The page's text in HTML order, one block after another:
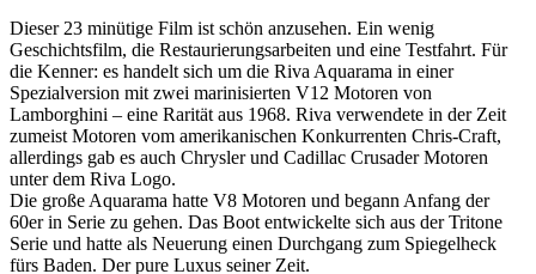
Dieser 23 minütige Film ist schön anzusehen. Ein wenig
Geschichtsfilm, die Restaurierungsarbeiten und eine Testfahrt. Für
die Kenner: es handelt sich um die Riva Aquarama in einer
Spezialversion mit zwei marinisierten V12 Motoren von
Lamborghini – eine Rarität aus 1968. Riva verwendete in der Zeit
zumeist Motoren vom amerikanischen Konkurrenten Chris-Craft,
allerdings gab es auch Chrysler und Cadillac Crusader Motoren
unter dem Riva Logo.
Die große Aquarama hatte V8 Motoren und begann Anfang der
60er in Serie zu gehen. Das Boot entwickelte sich aus der Tritone
Serie und hatte als Neuerung einen Durchgang zum Spiegelheck
fürs Baden. Der pure Luxus seiner Zeit.